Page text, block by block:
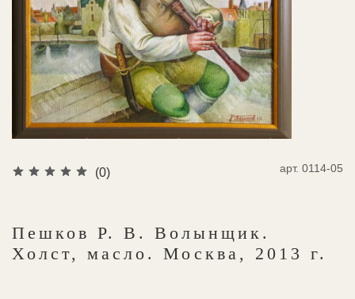
(0) арт. 0114-05
Пешков Р. В. Волынщик.
Холст, масло. Москва, 2013 г.